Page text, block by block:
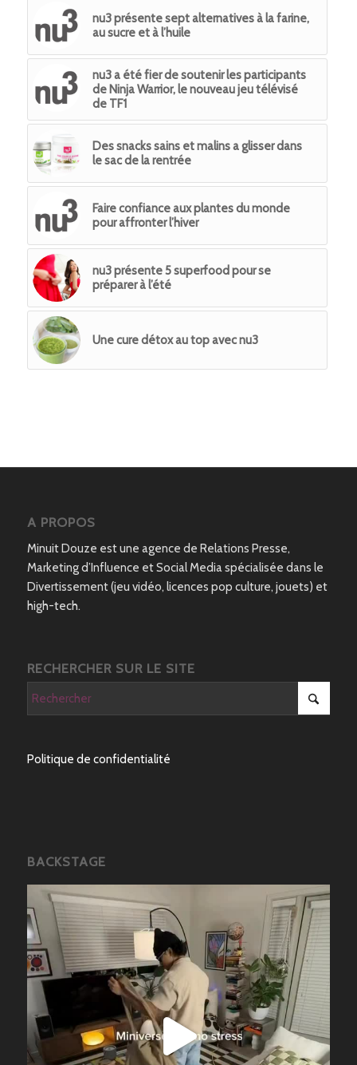
nu3 présente sept alternatives à la farine,
au sucre et à l’huile
nu3 a été fier de soutenir les participants
de Ninja Warrior, le nouveau jeu télévisé
de TF1
Des snacks sains et malins a glisser dans
le sac de la rentrée
Faire confiance aux plantes du monde
pour affronter l’hiver
nu3 présente 5 superfood pour se
préparer à l’été
Une cure détox au top avec nu3
A PROPOS
Minuit Douze est une agence de Relations Presse,
Marketing d’Influence et Social Media spécialisée dans le
Divertissement (jeu vidéo, licences pop culture, jouets) et
high-tech.
RECHERCHER SUR LE SITE
Politique de confidentialité
BACKSTAGE